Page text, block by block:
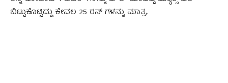
ಬಿಟ್ಟುಕೊಟ್ಟಿದ್ದು ಕೇವಲ 25 ರನ್ ಗಳನ್ನು ಮಾತ್ರ.